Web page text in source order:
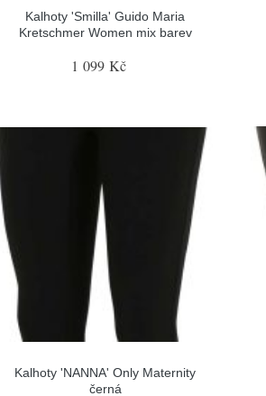
Kalhoty 'Smilla' Guido Maria
Kretschmer Women mix barev
1 099 Kč
Kalhoty 'NANNA' Only Maternity
černá